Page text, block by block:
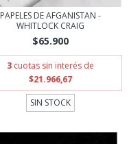
PAPELES DE AFGANISTAN -
WHITLOCK CRAIG
$65.900
3 cuotas sin interés de
$21.966,67
SIN STOCK